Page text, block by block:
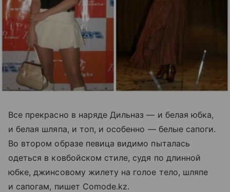
Все прекрасно в наряде Дильназ — и белая юбка,
и белая шляпа, и топ, и особенно — белые сапоги.
Во втором образе певица видимо пыталась
одеться в ковбойском стиле, судя по длинной
юбке, джинсовому жилету на голое тело, шляпе
и сапогам, пишет Comode.kz.